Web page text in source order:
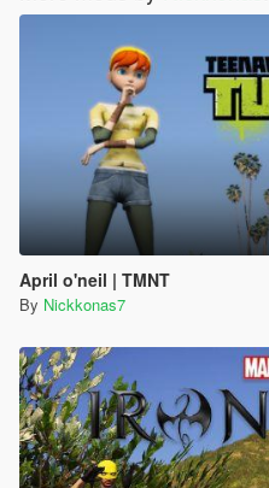
April o'neil | TMNT
By Nickkonas7